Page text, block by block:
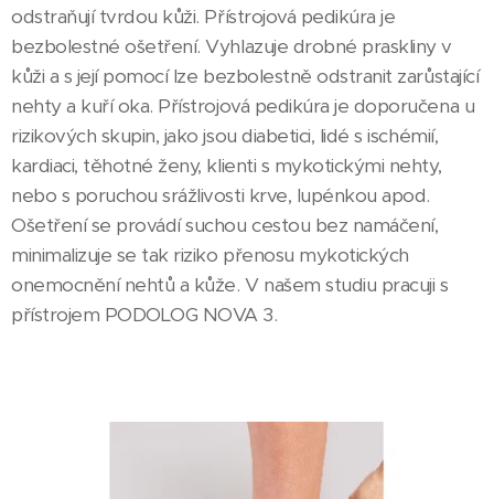
odstraňují tvrdou kůži. Přístrojová pedikúra je
bezbolestné ošetření. Vyhlazuje drobné praskliny v
kůži a s její pomocí lze bezbolestně odstranit zarůstající
nehty a kuří oka. Přístrojová pedikúra je doporučena u
rizikových skupin, jako jsou diabetici, lidé s ischémií,
kardiaci, těhotné ženy, klienti s mykotickými nehty,
nebo s poruchou srážlivosti krve, lupénkou apod.
Ošetření se provádí suchou cestou bez namáčení,
minimalizuje se tak riziko přenosu mykotických
onemocnění nehtů a kůže. V našem studiu pracuji s
přístrojem PODOLOG NOVA 3.